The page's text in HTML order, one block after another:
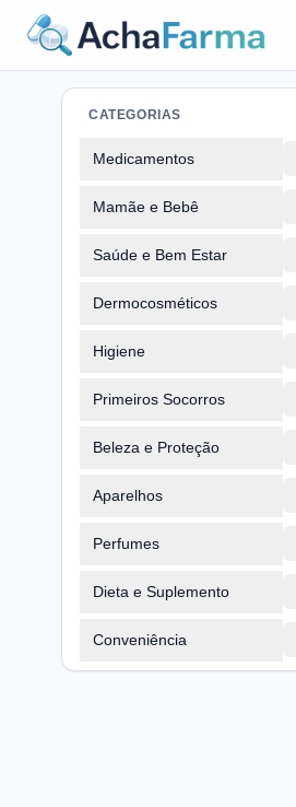
CATEGORIAS
Medicamentos
Mamãe e Bebê
Saúde e Bem Estar
Dermocosméticos
Higiene
Primeiros Socorros
Beleza e Proteção
Aparelhos
Perfumes
Dieta e Suplemento
Conveniência